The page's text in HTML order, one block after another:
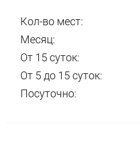
Кол-во мест:
Месяц:
От 15 суток:
От 5 до 15 суток:
Посуточно: